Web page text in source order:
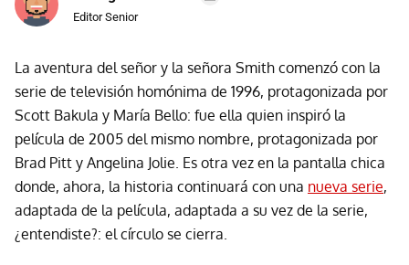
Editor Senior
La aventura del señor y la señora Smith comenzó con la
serie de televisión homónima de 1996, protagonizada por
Scott Bakula y María Bello: fue ella quien inspiró la
película de 2005 del mismo nombre, protagonizada por
Brad Pitt y Angelina Jolie. Es otra vez en la pantalla chica
donde, ahora, la historia continuará con una nueva serie,
adaptada de la película, adaptada a su vez de la serie,
¿entendiste?: el círculo se cierra.